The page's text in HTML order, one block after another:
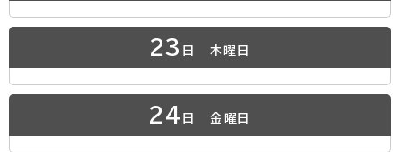
23 日 木曜日
24 日 金曜日